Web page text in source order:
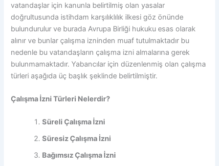
vatandaşlar için kanunla belirtilmiş olan yasalar
doğrultusunda istihdam karşılıklılık ilkesi göz önünde
bulundurulur ve burada Avrupa Birliği hukuku esas olarak
alınır ve bunlar çalışma izninden muaf tutulmaktadır bu
nedenle bu vatandaşların çalışma izni almalarına gerek
bulunmamaktadır. Yabancılar için düzenlenmiş olan çalışma
türleri aşağıda üç başlık şeklinde belirtilmiştir.
Çalışma İzni Türleri Nelerdir?
Süreli Çalışma İzni
Süresiz Çalışma İzni
Bağımsız Çalışma İzni